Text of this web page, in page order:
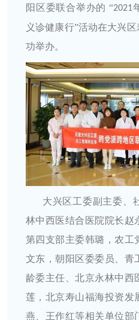
阳区委联合举办的 “2021
义诊健康行”活动在大兴
功举办。
大兴区工委副主委、
林中西医结合医院院长赵
第四支部主委韩璐，农工
文东，朝阳区委委员、青
龄委主任、北京永林中西
莲，北京寿山福海投资发
燕、王作红等相关单位部